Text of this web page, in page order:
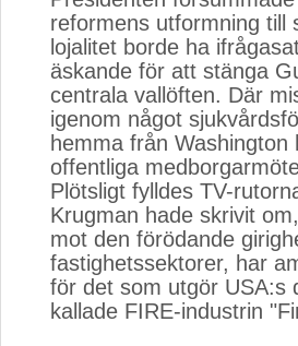
reformens utformning till
lojalitet borde ha
äskande för att stänga
centrala vallöften. Där
igenom något
hemma från
offentliga
Plötsligt fylldes TV-
Krugman hade skrivit
mot den förödande
fastighetssektorer, har
för det som utgör USA:s
kallade FIRE-industrin